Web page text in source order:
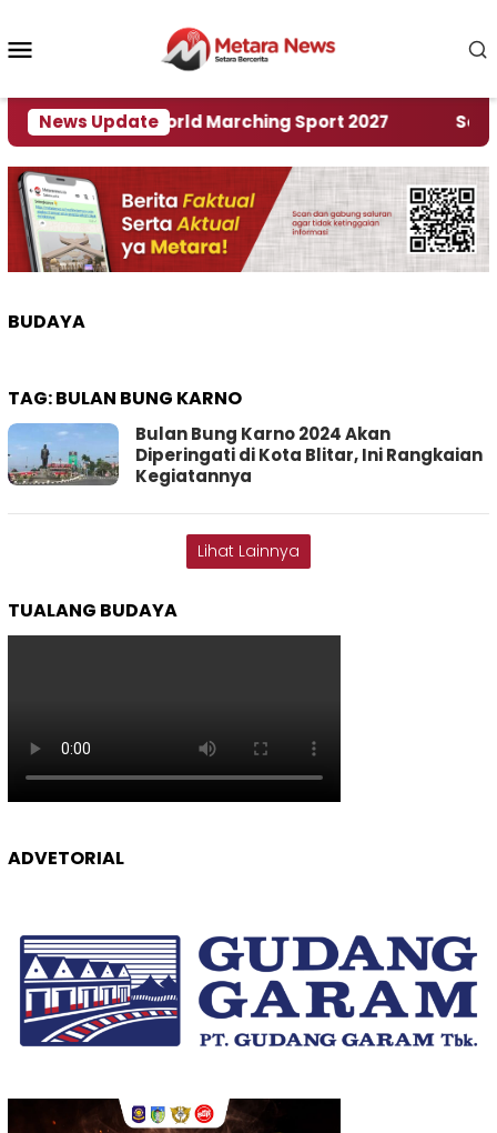
konten
News Update
Rumah World Marching Sport 2027 ‎Soal
BUDAYA
TAG:BULAN BUNG KARNO
Bulan Bung Karno 2024 Akan
Diperingati di Kota Blitar, Ini Rangkaian
Kegiatannya
Lihat Lainnya
TUALANG BUDAYA
ADVETORIAL